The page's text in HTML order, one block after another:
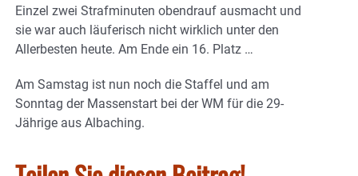
Einzel zwei Strafminuten obendrauf ausmacht und
sie war auch läuferisch nicht wirklich unter den
Allerbesten heute. Am Ende ein 16. Platz …
Am Samstag ist nun noch die Staffel und am
Sonntag der Massenstart bei der WM für die 29-
Jährige aus Albaching.